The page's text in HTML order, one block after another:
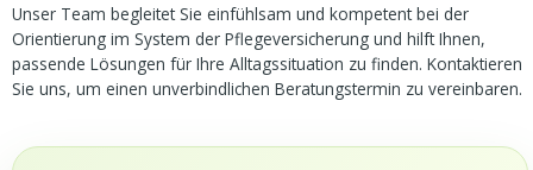
Unser Team begleitet Sie einfühlsam und kompetent bei der
Orientierung im System der Pflegeversicherung und hilft Ihnen,
passende Lösungen für Ihre Alltagssituation zu finden. Kontaktieren
Sie uns, um einen unverbindlichen Beratungstermin zu vereinbaren.